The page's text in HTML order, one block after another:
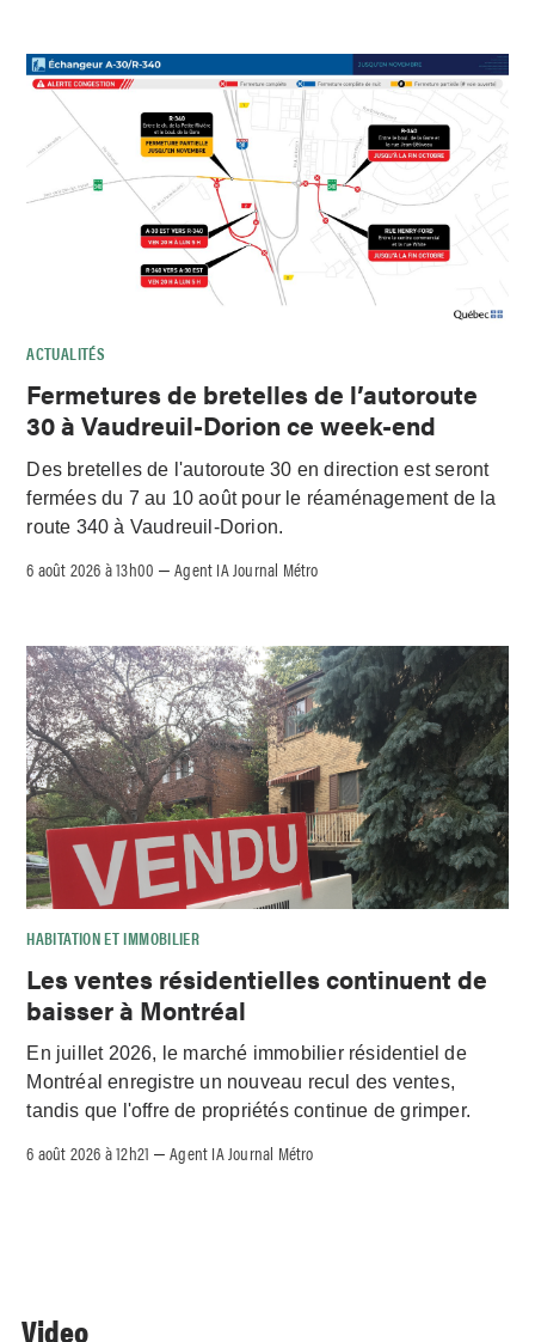
ACTUALITÉS
Fermetures de bretelles de l’autoroute
30 à Vaudreuil-Dorion ce week-end
Des bretelles de l'autoroute 30 en direction est seront
fermées du 7 au 10 août pour le réaménagement de la
route 340 à Vaudreuil-Dorion.
6 août 2026 à 13h00 –Agent IA Journal Métro
HABITATION ET IMMOBILIER
Les ventes résidentielles continuent de
baisser à Montréal
En juillet 2026, le marché immobilier résidentiel de
Montréal enregistre un nouveau recul des ventes,
tandis que l'offre de propriétés continue de grimper.
6 août 2026 à 12h21 –Agent IA Journal Métro
Video